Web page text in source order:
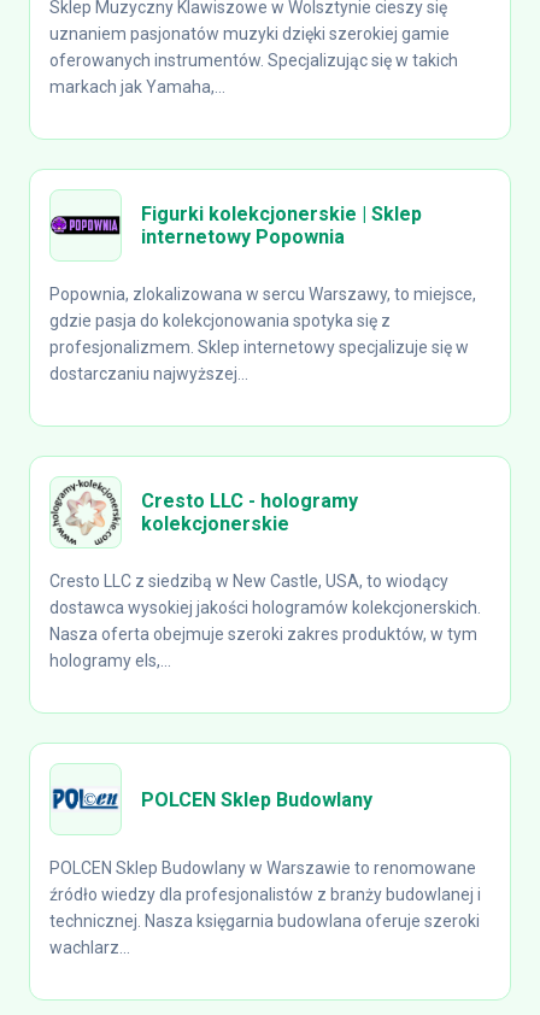
Sklep Muzyczny Klawiszowe w Wolsztynie cieszy się
uznaniem pasjonatów muzyki dzięki szerokiej gamie
oferowanych instrumentów. Specjalizując się w takich
markach jak Yamaha,...
Figurki kolekcjonerskie | Sklep
internetowy Popownia
Popownia, zlokalizowana w sercu Warszawy, to miejsce,
gdzie pasja do kolekcjonowania spotyka się z
profesjonalizmem. Sklep internetowy specjalizuje się w
dostarczaniu najwyższej...
Cresto LLC - hologramy
kolekcjonerskie
Cresto LLC z siedzibą w New Castle, USA, to wiodący
dostawca wysokiej jakości hologramów kolekcjonerskich.
Nasza oferta obejmuje szeroki zakres produktów, w tym
hologramy els,...
POLCEN Sklep Budowlany
POLCEN Sklep Budowlany w Warszawie to renomowane
źródło wiedzy dla profesjonalistów z branży budowlanej i
technicznej. Nasza księgarnia budowlana oferuje szeroki
wachlarz...